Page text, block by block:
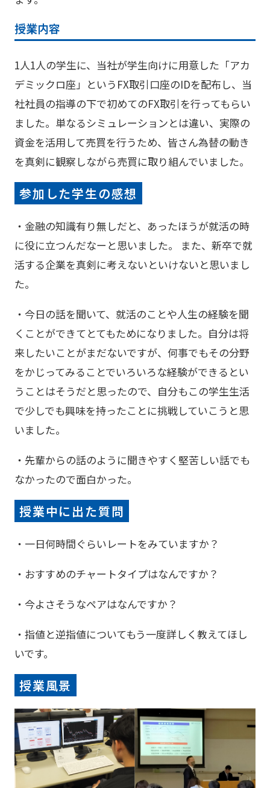
授業内容
1人1人の学生に、当社が学生向けに用意した「アカ
デミックロ座」というFX取引口座のIDを配布し、当
社社員の指導の下で初めてのFX取引を行ってもらい
ました。単なるシミュレーションとは違い、実際の
資金を活用して売買を行うため、皆さん為替の動き
を真剣に観察しながら売買に取り組んでいました。
参加した学生の感想
・金融の知識有り無しだと、あったほうが就活の時
に役に立つんだなーと思いました。 また、新卒で就
活する企業を真剣に考えないといけないと思いまし
た。
・今日の話を聞いて、就活のことや人生の経験を聞
くことができてとてもためになりました。自分は将
来したいことがまだないですが、何事でもその分野
をかじってみることでいろいろな経験ができるとい
うことはそうだと思ったので、自分もこの学生生活
で少しでも興味を持ったことに挑戦していこうと思
いました。
・先輩からの話のように聞きやすく堅苦しい話でも
なかったので面白かった。
授業中に出た質問
・一日何時間ぐらいレートをみていますか？
・おすすめのチャートタイプはなんですか？
・今よさそうなペアはなんですか？
・指値と逆指値についてもう一度詳しく教えてほし
いです。
授業風景